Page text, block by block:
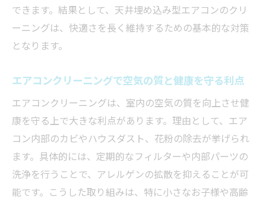
天井埋め込みエアコン掃除後の効果的な使
い方
掃除後のエアコンクリーニング効果を実感
天井式エアコンの清潔を維持する日常メン
テナンス
エアコンクリーニング後に注意したい再汚
染対策
天井埋め込み型の性能維持に役立つチェッ
クポイント
できます。結果として、天井埋め込み型エアコンのクリ
ーニングは、快適さを長く維持するための基本的な対策
となります。
エアコンクリーニングで空気の質と健康を守る利点
エアコンクリーニングは、室内の空気の質を向上させ健
康を守る上で大きな利点があります。理由として、エア
コン内部のカビやハウスダスト、花粉の除去が挙げられ
ます。具体的には、定期的なフィルターや内部パーツの
洗浄を行うことで、アレルゲンの拡散を抑えることが可
能です。こうした取り組みは、特に小さなお子様や高齢